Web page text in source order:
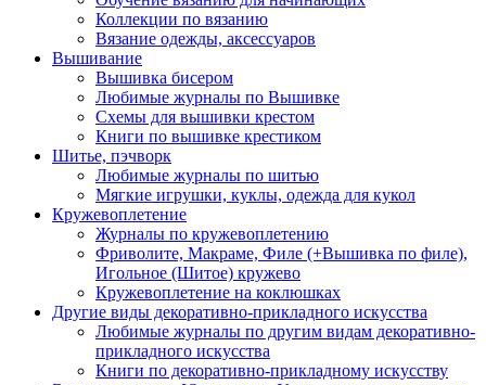
Коллекции по вязанию
Вязание одежды, аксессуаров
Вышивание
Вышивка бисером
Любимые журналы по Вышивке
Схемы для вышивки крестом
Книги по вышивке крестиком
Шитье, пэчворк
Любимые журналы по шитью
Мягкие игрушки, куклы, одежда для кукол
Кружевоплетение
Журналы по кружевоплетению
Фриволите, Макраме, Филе (+Вышивка по филе),
Игольное (Шитое) кружево
Кружевоплетение на коклюшках
Другие виды декоративно-прикладного искусства
Любимые журналы по другим видам декоративно-
прикладного искусства
Книги по декоративно-прикладному искусству